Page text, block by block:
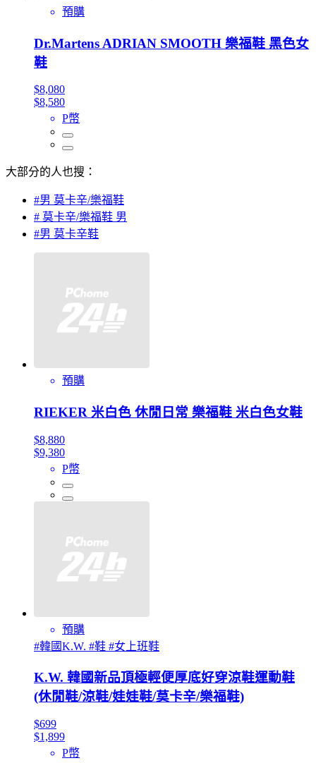
預購
Dr.Martens ADRIAN SMOOTH 樂福鞋 黑色女
鞋
$8,080
$8,580
P幣
大部分的人也搜：
#男 莫卡辛/樂福鞋
# 莫卡辛/樂福鞋 男
#男 莫卡辛鞋
預購
RIEKER 米白色 休閒日常 樂福鞋 米白色女鞋
$8,880
$9,380
P幣
預購
#韓國K.W. #鞋 #女上班鞋
K.W. 韓國新品頂極輕便厚底好穿涼鞋運動鞋
(休閒鞋/涼鞋/娃娃鞋/莫卡辛/樂福鞋)
$699
$1,899
P幣